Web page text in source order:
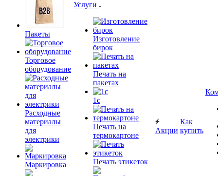
Пакеты
Торговое
оборудование
Расходные
материалы
для
электрики
Маркировка
Услуги
Изготовление
бирок
Печать на
пакетах
1c
Печать на
термокартоне
Печать этикеток
Акции
Как
купить